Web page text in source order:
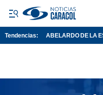
Tendencias: ABELARDO DE LA